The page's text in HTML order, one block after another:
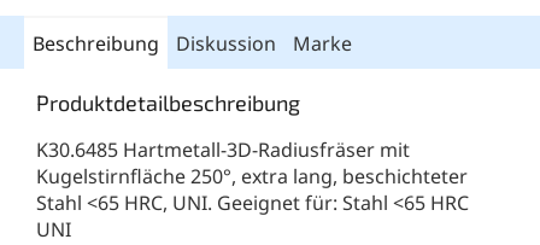
Beschreibung Diskussion Marke
Produktdetailbeschreibung
K30.6485 Hartmetall-3D-Radiusfräser mit
Kugelstirnfläche 250°, extra lang, beschichteter
Stahl <65 HRC, UNI. Geeignet für: Stahl <65 HRC
UNI